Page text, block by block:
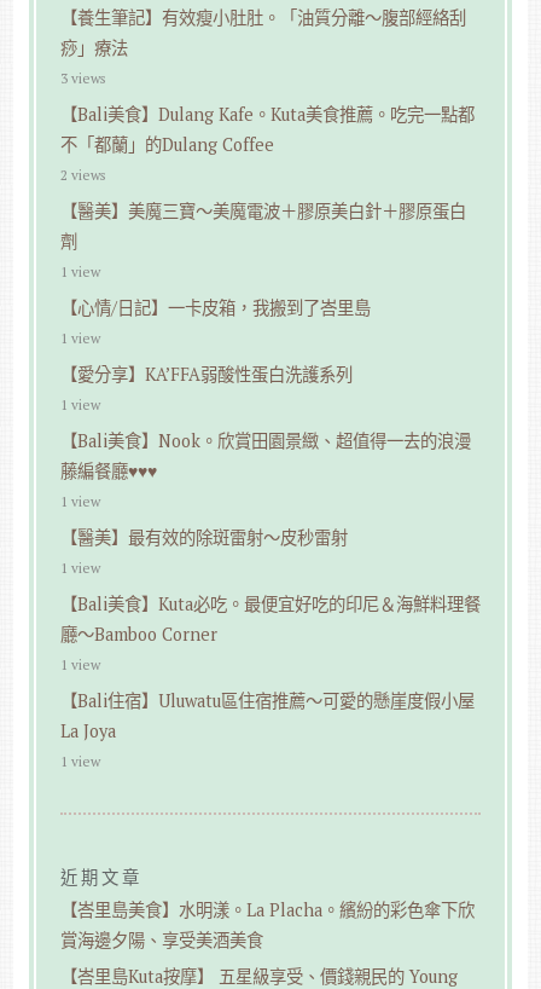
【養生筆記】有效瘦小肚肚。「油質分離～腹部經絡刮
痧」療法
3 views
【Bali美食】Dulang Kafe。Kuta美食推薦。吃完一點都
不「都蘭」的Dulang Coffee
2 views
【醫美】美魔三寶～美魔電波＋膠原美白針＋膠原蛋白
劑
1 view
【心情/日記】一卡皮箱，我搬到了峇里島
1 view
【愛分享】KA’FFA弱酸性蛋白洗護系列
1 view
【Bali美食】Nook。欣賞田園景緻、超值得一去的浪漫
藤編餐廳♥♥♥
1 view
【醫美】最有效的除斑雷射～皮秒雷射
1 view
【Bali美食】Kuta必吃。最便宜好吃的印尼＆海鮮料理餐
廳～Bamboo Corner
1 view
【Bali住宿】Uluwatu區住宿推薦～可愛的懸崖度假小屋
La Joya
1 view
近期文章
【峇里島美食】水明漾。La Placha。繽紛的彩色傘下欣
賞海邊夕陽、享受美酒美食
【峇里島Kuta按摩】 五星級享受、價錢親民的 Young